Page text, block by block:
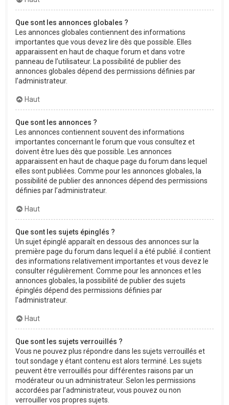
Que sont les annonces globales ?
Les annonces globales contiennent des informations
importantes que vous devez lire dès que possible. Elles
apparaissent en haut de chaque forum et dans votre
panneau de l’utilisateur. La possibilité de publier des
annonces globales dépend des permissions définies par
l’administrateur.
Haut
Que sont les annonces ?
Les annonces contiennent souvent des informations
importantes concernant le forum que vous consultez et
doivent être lues dès que possible. Les annonces
apparaissent en haut de chaque page du forum dans lequel
elles sont publiées. Comme pour les annonces globales, la
possibilité de publier des annonces dépend des permissions
définies par l’administrateur.
Haut
Que sont les sujets épinglés ?
Un sujet épinglé apparaît en dessous des annonces sur la
première page du forum dans lequel il a été publié. il contient
des informations relativement importantes et vous devez le
consulter régulièrement. Comme pour les annonces et les
annonces globales, la possibilité de publier des sujets
épinglés dépend des permissions définies par
l’administrateur.
Haut
Que sont les sujets verrouillés ?
Vous ne pouvez plus répondre dans les sujets verrouillés et
tout sondage y étant contenu est alors terminé. Les sujets
peuvent être verrouillés pour différentes raisons par un
modérateur ou un administrateur. Selon les permissions
accordées par l’administrateur, vous pouvez ou non
verrouiller vos propres sujets.